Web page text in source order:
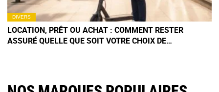
DIVERS
LOCATION, PRÊT OU ACHAT : COMMENT RESTER
ASSURÉ QUELLE QUE SOIT VOTRE CHOIX DE